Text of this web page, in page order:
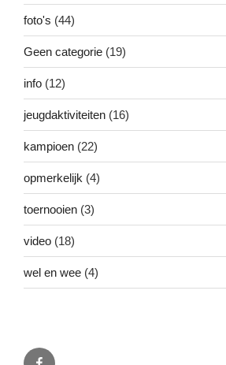
foto's (44)
Geen categorie (19)
info (12)
jeugdaktiviteiten (16)
kampioen (22)
opmerkelijk (4)
toernooien (3)
video (18)
wel en wee (4)
Facebook